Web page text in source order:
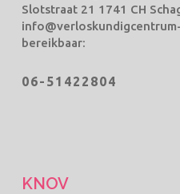
Slotstraat 21 1741 CH
bereikbaar:
06-51422804
KNOV